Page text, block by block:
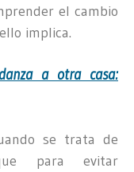
el cambio
implica.
a otra casa:
se trata de
para evitar